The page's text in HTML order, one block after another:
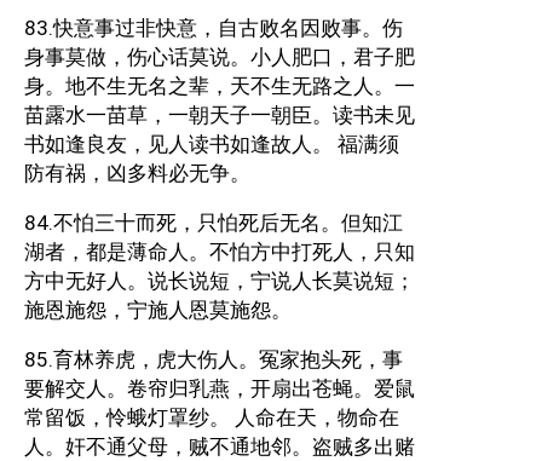
83.快意事过非快意，自古败名因败事。伤
身事莫做，伤心话莫说。小人肥口，君子肥
身。地不生无名之辈，天不生无路之人。一
苗露水一苗草，一朝天子一朝臣。读书未见
书如逢良友，见人读书如逢故人。 福满须
防有祸，凶多料必无争。
84.不怕三十而死，只怕死后无名。但知江
湖者，都是薄命人。不怕方中打死人，只知
方中无好人。说长说短，宁说人长莫说短；
施恩施怨，宁施人恩莫施怨。
85.育林养虎，虎大伤人。冤家抱头死，事
要解交人。卷帘归乳燕，开扇出苍蝇。爱鼠
常留饭，怜蛾灯罩纱。 人命在天，物命在
人。奸不通父母，贼不通地邻。盗贼多出赌